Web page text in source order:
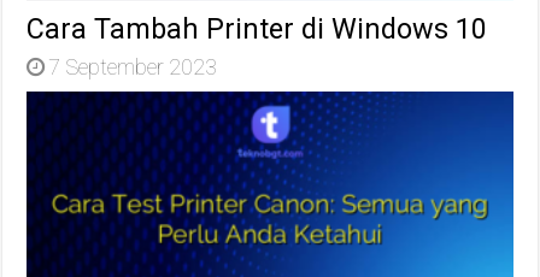
Cara Tambah Printer di Windows 10
7 September 2023